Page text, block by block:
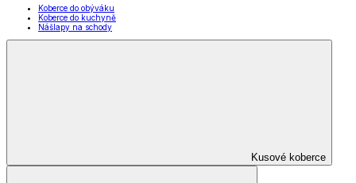
Koberce do obýváku
Koberce do kuchyně
Nášlapy na schody
Kusové koberce